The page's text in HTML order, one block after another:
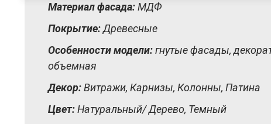
Материал фасада:МДФ
Покрытие:Древесные
Особенности модели:гнутые фасады,
объемная
Декор:Витражи, Карнизы, Колонны, Патина
Цвет:Натуральный/ Дерево, Темный